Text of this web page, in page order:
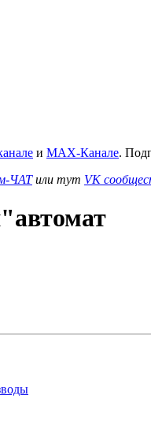
и MAX-Канале.
ЧАТили тут VK